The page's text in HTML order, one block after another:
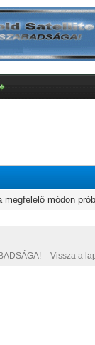
módon
Vissza a